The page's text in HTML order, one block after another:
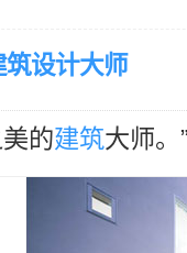
设计大师
的建筑大师。